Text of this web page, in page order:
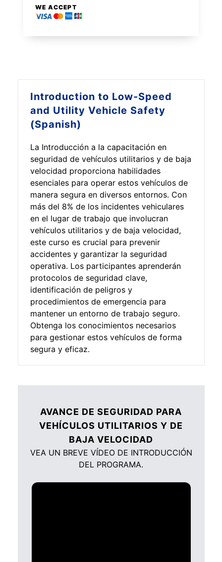
Introduction to Low-Speed
and Utility Vehicle Safety
(Spanish)
La Introducción a la capacitación en
seguridad de vehículos utilitarios y de baja
velocidad proporciona habilidades
esenciales para operar estos vehículos de
manera segura en diversos entornos. Con
más del 8% de los incidentes vehiculares
en el lugar de trabajo que involucran
vehículos utilitarios y de baja velocidad,
este curso es crucial para prevenir
accidentes y garantizar la seguridad
operativa. Los participantes aprenderán
protocolos de seguridad clave,
identificación de peligros y
procedimientos de emergencia para
mantener un entorno de trabajo seguro.
Obtenga los conocimientos necesarios
para gestionar estos vehículos de forma
segura y eficaz.
AVANCE DE SEGURIDAD PARA
VEHÍCULOS UTILITARIOS Y DE
BAJA VELOCIDAD
VEA UN BREVE VÍDEO DE INTRODUCCIÓN
DEL PROGRAMA.
WE ACCEPT